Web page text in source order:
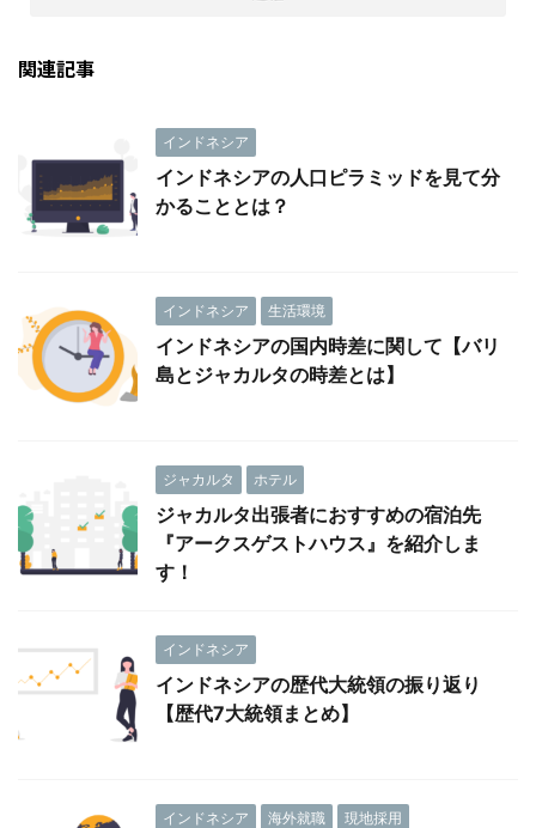
関連記事
インドネシア
インドネシアの人口ピラミッドを見て分
かることとは？
インドネシア 生活環境
インドネシアの国内時差に関して【バリ
島とジャカルタの時差とは】
ジャカルタ ホテル
ジャカルタ出張者におすすめの宿泊先
『アークスゲストハウス』を紹介しま
す！
インドネシア
インドネシアの歴代大統領の振り返り
【歴代7大統領まとめ】
インドネシア 海外就職 現地採用